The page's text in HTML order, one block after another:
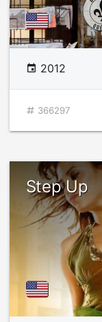
2012
366297
Step Up